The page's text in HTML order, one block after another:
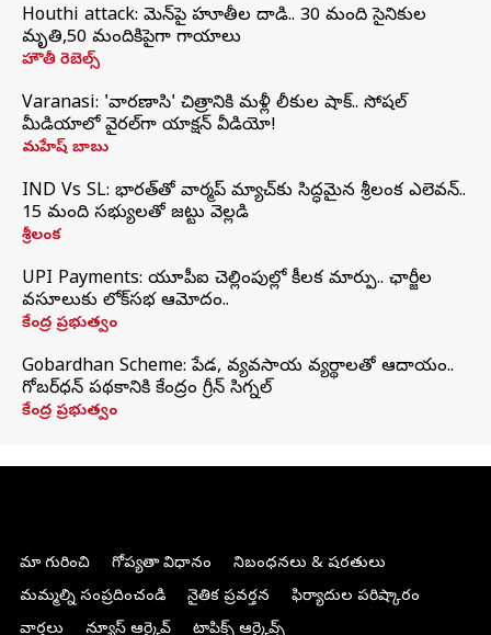
Houthi attack: యెమెన్‌పై హూతీల దాడి.. 30 మంది సైనికుల
మృతి,50 మందికిపైగా గాయాలు
హౌతీ రెబెల్స్
Varanasi: 'వారణాసి' చిత్రానికి మళ్లీ లీకుల షాక్.. సోషల్
మీడియాలో వైరల్‌గా యాక్షన్ వీడియో!
మహేష్ బాబు
IND Vs SL: భారత్‌తో వార్మప్‌ మ్యాచ్‌కు సిద్ధమైన శ్రీలంక ఎలెవన్..
15 మంది సభ్యులతో జట్టు వెల్లడి
శ్రీలంక
UPI Payments: యూపీఐ చెల్లింపుల్లో కీలక మార్పు.. ఛార్జీల
వసూలుకు లోక్‌సభ ఆమోదం..
కేంద్ర ప్రభుత్వం
Gobardhan Scheme: పేడ, వ్యవసాయ వ్యర్థాలతో ఆదాయం..
గోబర్‌ధన్ పథకానికి కేంద్రం గ్రీన్ సిగ్నల్
కేంద్ర ప్రభుత్వం
మా గురించి గోప్యతా విధానం
నిబంధనలు & షరతులు
మమ్మల్ని సంప్రదించండి
నైతిక ప్రవర్తన
ఫిర్యాదుల పరిష్కారం
వార్తలు
న్యూస్ ఆర్కైవ్ టాపిక్స్ ఆర్కైవ్స్